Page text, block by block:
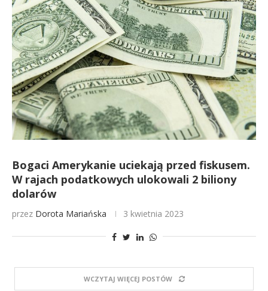
Bogaci Amerykanie uciekają przed fiskusem.
W rajach podatkowych ulokowali 2 biliony
dolarów
przez Dorota Mariańska 3 kwietnia 2023
WCZYTAJ WIĘCEJ POSTÓW